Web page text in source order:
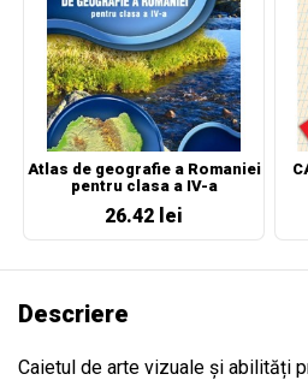
Atlas de geografie a Romaniei
pentru clasa a IV-a
26.42 lei
Descriere
Caietul de arte vizuale și abilități